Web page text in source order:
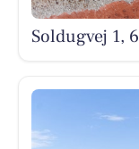
Soldugvej 1,